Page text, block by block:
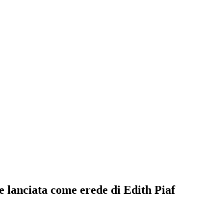
lanciata come erede di Edith Piaf